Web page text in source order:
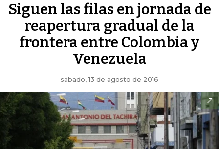
Siguen las filas en jornada de
reapertura gradual de la
frontera entre Colombia y
Venezuela
sábado, 13 de agosto de 2016